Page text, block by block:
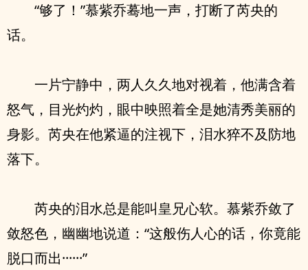
“够了！”慕紫乔蓦地一声，打断了芮央的
话。
一片宁静中，两人久久地对视着，他满含着
怒气，目光灼灼，眼中映照着全是她清秀美丽的
身影。芮央在他紧逼的注视下，泪水猝不及防地
落下。
芮央的泪水总是能叫皇兄心软。慕紫乔敛了
敛怒色，幽幽地说道：“这般伤人心的话，你竟能
脱口而出······”